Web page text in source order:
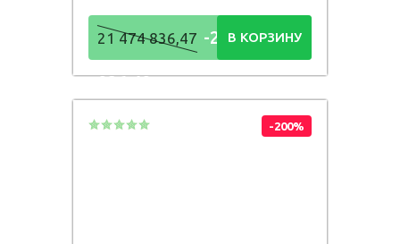
21 474 836,47 -21 474
836,48Р
В КОРЗИНУ
-200%